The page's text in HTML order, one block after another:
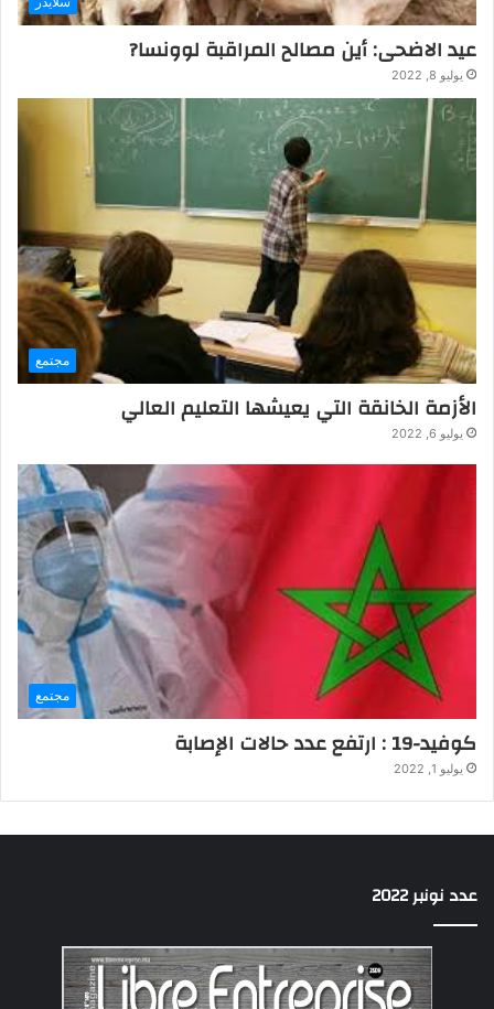
عيد الاضحى: أين مصالح المراقبة لوونسا?
يوليو 8, 2022
مجتمع
الأزمة الخانقة التي يعيشها التعليم العالي
يوليو 6, 2022
مجتمع
كوفيد-19 : ارتفع عدد حالات الإصابة
يوليو 1, 2022
عدد نونبر 2022